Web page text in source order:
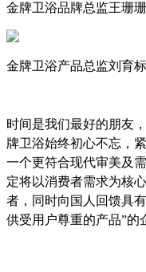
金牌卫浴品牌总监王珊
金牌卫浴产品总监刘育
时间是我们最好的朋友
牌卫浴始终初心不忘，
一个更符合现代审美及
定将以消费者需求为核
者，同时向国人回馈具
供受用户尊重的产品”的